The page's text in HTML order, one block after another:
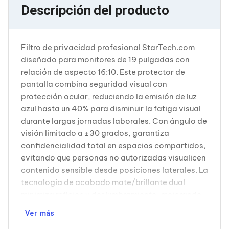
Cableado Estructurado para Servidores
Cables KVM
Soportes y Paneles
Sistemas Operativos para Servidores
Servidores
Soportes de Datos
Ultrium
Discos Duros / SSD / NAS
Accesorios para Discos Duros
Gabinetes de Discos Duros
Discos Duros Externos
Discos Duros para NAS
Discos Duros para Videovigilancia
Discos Duros para Servidores
Accesorios para SSD
Gabinetes para SSD
Almacenamiento MSA
Discos Duros Internos para Laptop
Monitores
Descripción del producto
Filtro de privacidad profesional StarTech.com
diseñado para monitores de 19 pulgadas con
relación de aspecto 16:10. Este protector de
pantalla combina seguridad visual con
protección ocular, reduciendo la emisión de luz
azul hasta un 40% para disminuir la fatiga visual
durante largas jornadas laborales. Con ángulo de
visión limitado a ±30 grados, garantiza
confidencialidad total en espacios compartidos,
evitando que personas no autorizadas visualicen
contenido sensible desde posiciones laterales. La
tecnología de acabado mate/brillante dual
Fabricado con materiales resistentes
Ver más